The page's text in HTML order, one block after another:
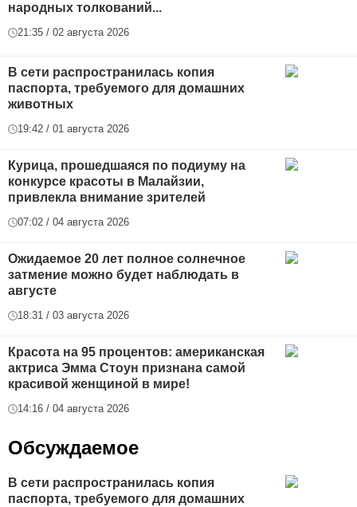
народных толкований...
21:35 / 02 августа 2026
В сети распространилась копия
паспорта, требуемого для домашних
животных
19:42 / 01 августа 2026
Курица, прошедшаяся по подиуму на
конкурсе красоты в Малайзии,
привлекла внимание зрителей
07:02 / 04 августа 2026
Ожидаемое 20 лет полное солнечное
затмение можно будет наблюдать в
августе
18:31 / 03 августа 2026
Красота на 95 процентов: американская
актриса Эмма Стоун признана самой
красивой женщиной в мире!
14:16 / 04 августа 2026
Обсуждаемое
В сети распространилась копия
паспорта, требуемого для домашних